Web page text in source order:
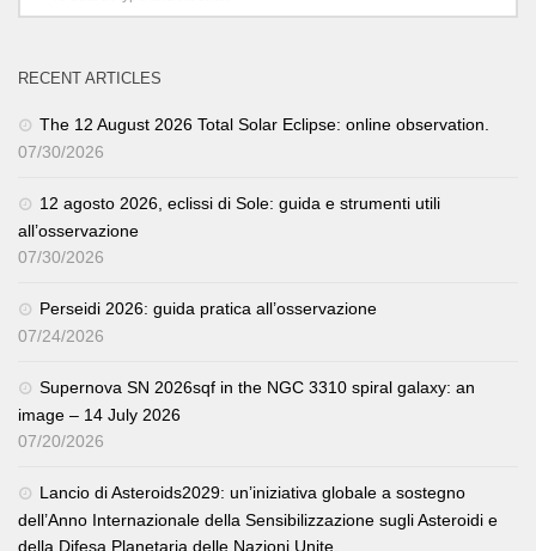
RECENT ARTICLES
The 12 August 2026 Total Solar Eclipse: online observation.
07/30/2026
12 agosto 2026, eclissi di Sole: guida e strumenti utili
all’osservazione
07/30/2026
Perseidi 2026: guida pratica all’osservazione
07/24/2026
Supernova SN 2026sqf in the NGC 3310 spiral galaxy: an
image – 14 July 2026
07/20/2026
Lancio di Asteroids2029: un’iniziativa globale a sostegno
dell’Anno Internazionale della Sensibilizzazione sugli Asteroidi e
della Difesa Planetaria delle Nazioni Unite.